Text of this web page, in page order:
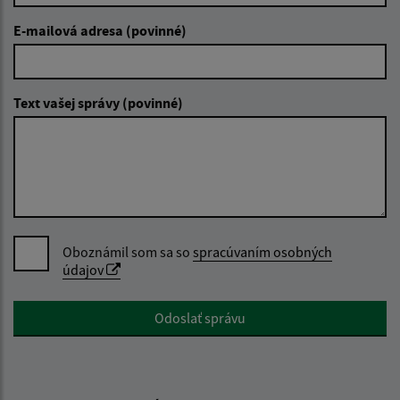
E-mailová adresa (povinné)
Text vašej správy (povinné)
Oboznámil som sa so spracúvaním osobných
údajov
Google reCaptcha ResponseOdoslať správu